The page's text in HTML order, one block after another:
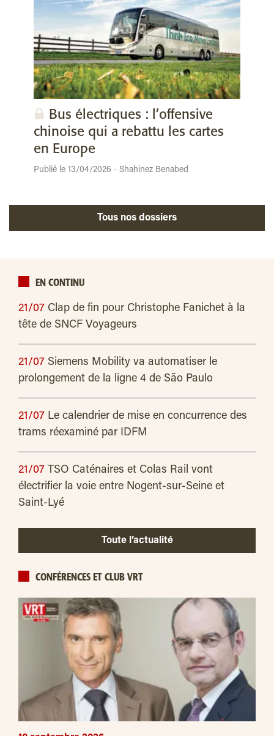
Bus électriques : l’offensive
chinoise qui a rebattu les cartes
en Europe
Publié le 13/04/2026 - Shahinez Benabed
Tous nos dossiers
EN CONTINU
21/07 Clap de fin pour Christophe Fanichet à la
tête de SNCF Voyageurs
21/07 Siemens Mobility va automatiser le
prolongement de la ligne 4 de São Paulo
21/07 Le calendrier de mise en concurrence des
trams réexaminé par IDFM
21/07 TSO Caténaires et Colas Rail vont
électrifier la voie entre Nogent-sur-Seine et
Saint-Lyé
Toute l’actualité
CONFÉRENCES ET CLUB VRT